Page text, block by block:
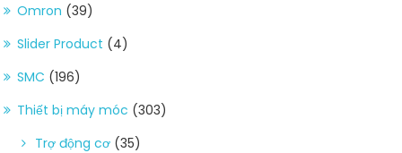
Omron (39)
Slider Product (4)
SMC (196)
Thiết bị máy móc (303)
Trợ động cơ (35)